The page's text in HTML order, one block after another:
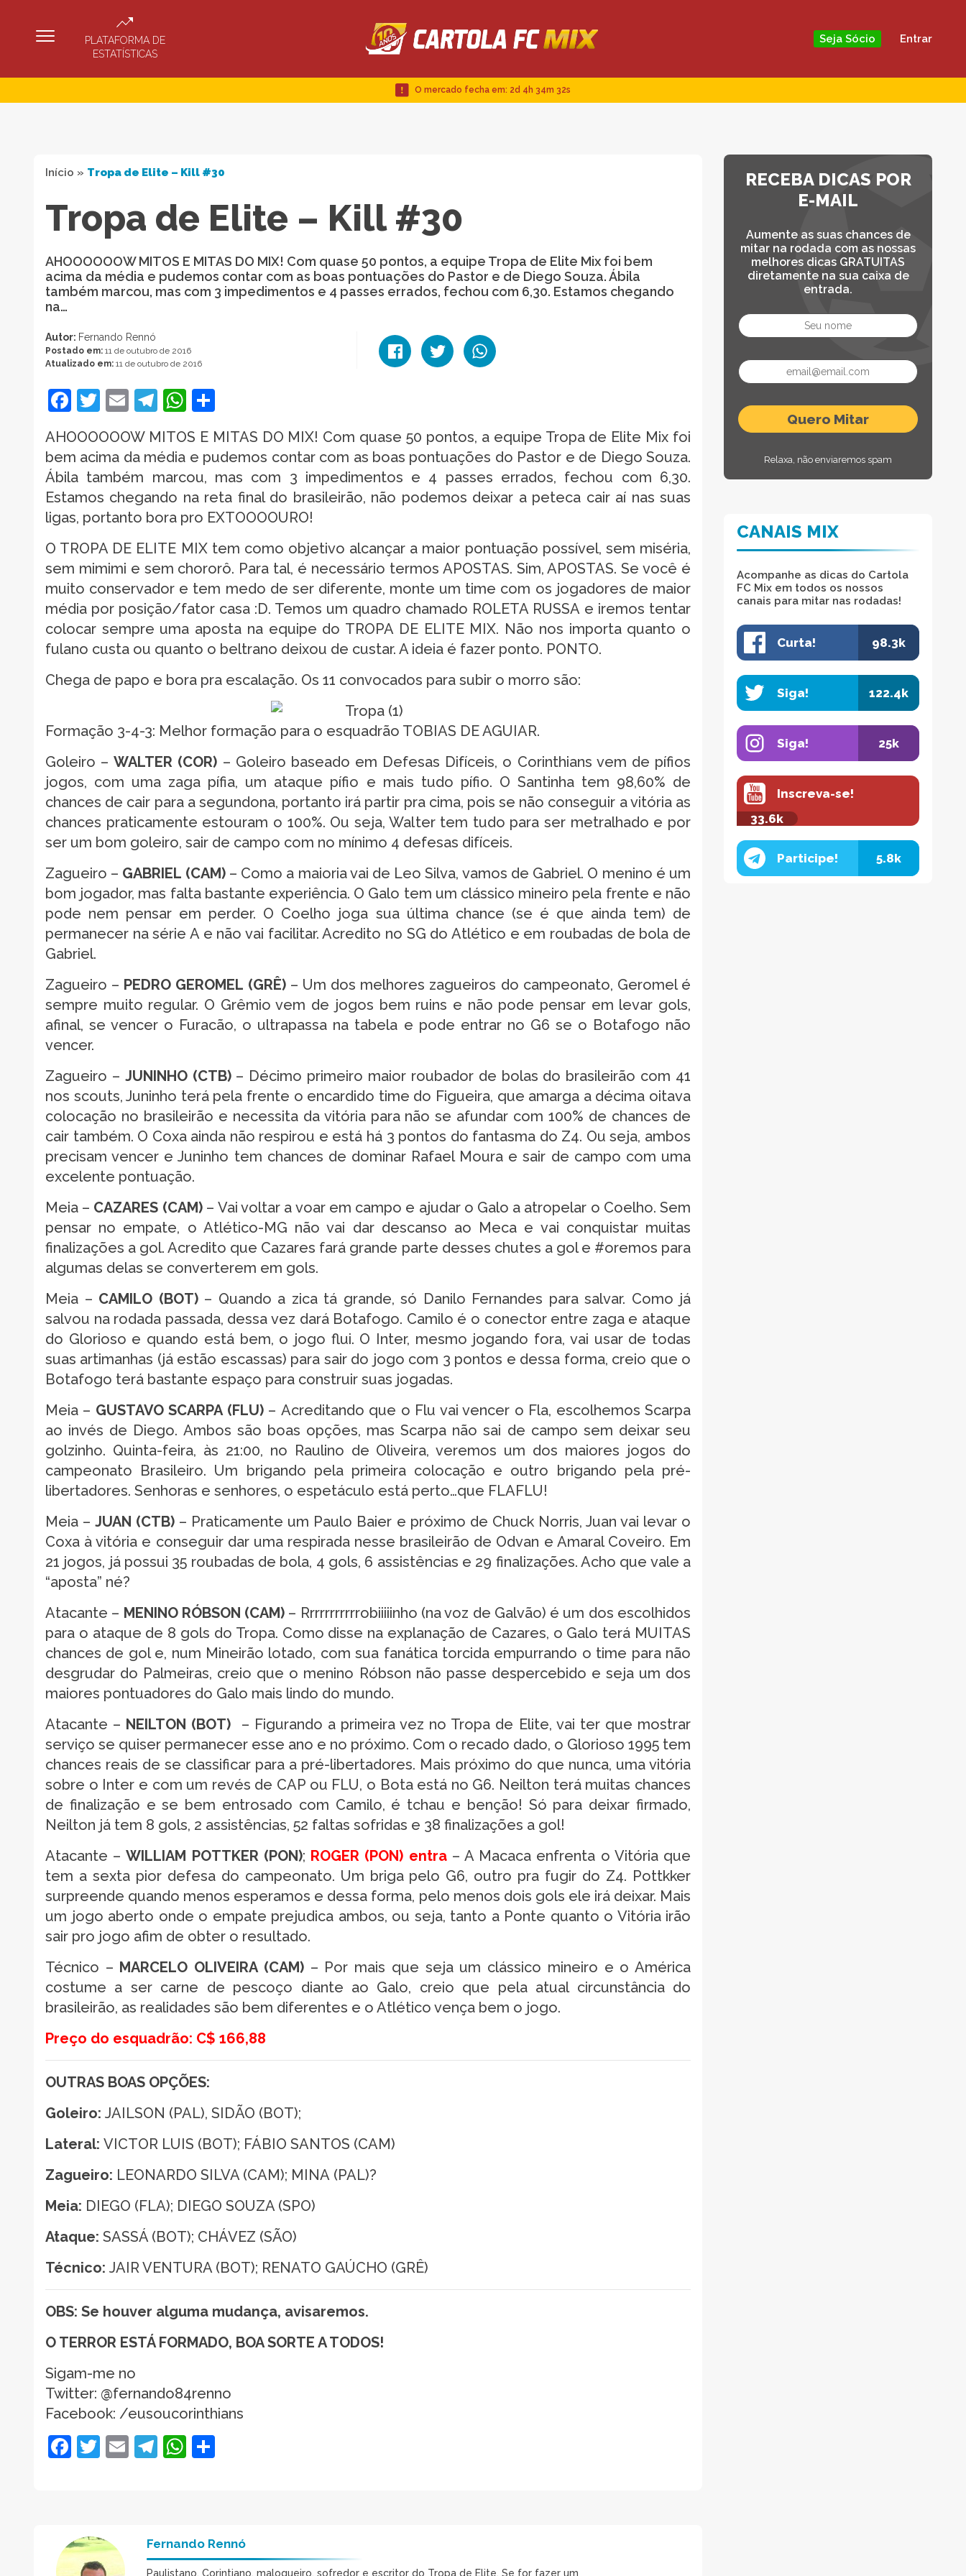
PLATAFORMA DE
ESTATÍSTICAS
Seja Sócio Entrar
O mercado fecha em: 2d 4h 34m 31s
Início » Tropa de Elite – Kill #30
Tropa de Elite – Kill #30
AHOOOOOOW MITOS E MITAS DO MIX! Com quase 50 pontos, a equipe Tropa de Elite Mix foi bem
acima da média e pudemos contar com as boas pontuações do Pastor e de Diego Souza. Ábila
também marcou, mas com 3 impedimentos e 4 passes errados, fechou com 6,30. Estamos chegando
na…
Autor: Fernando Rennó
Postado em: 11 de outubro de 2016
Atualizado em: 11 de outubro de 2016
Facebook
Twitter
EmailTelegram
WhatsApp
AHOOOOOOW MITOS E MITAS DO MIX! Com quase 50 pontos, a equipe Tropa de Elite Mix foi
bem acima da média e pudemos contar com as boas pontuações do Pastor e de Diego Souza.
Ábila também marcou, mas com 3 impedimentos e 4 passes errados, fechou com 6,30.
Estamos chegando na reta final do brasileirão, não podemos deixar a peteca cair aí nas suas
ligas, portanto bora pro EXTOOOOURO!
O TROPA DE ELITE MIX tem como objetivo alcançar a maior pontuação possível, sem miséria,
sem mimimi e sem chororô. Para tal, é necessário termos APOSTAS. Sim, APOSTAS. Se você é
muito conservador e tem medo de ser diferente, monte um time com os jogadores de maior
média por posição/fator casa :D. Temos um quadro chamado ROLETA RUSSA e iremos tentar
colocar sempre uma aposta na equipe do TROPA DE ELITE MIX. Não nos importa quanto o
fulano custa ou quanto o beltrano deixou de custar. A ideia é fazer ponto. PONTO.
Chega de papo e bora pra escalação. Os 11 convocados para subir o morro são:
Formação 3-4-3: Melhor formação para o esquadrão TOBIAS DE AGUIAR.
Goleiro –WALTER (COR) – Goleiro baseado em Defesas Difíceis, o Corinthians vem de pífios
jogos, com uma zaga pífia, um ataque pífio e mais tudo pífio. O Santinha tem 98,60% de
chances de cair para a segundona, portanto irá partir pra cima, pois se não conseguir a vitória as
chances praticamente estouram o 100%. Ou seja, Walter tem tudo para ser metralhado e por
ser um bom goleiro, sair de campo com no mínimo 4 defesas difíceis.
Zagueiro – GABRIEL (CAM)– Como a maioria vai de Leo Silva, vamos de Gabriel. O menino é um
bom jogador, mas falta bastante experiência. O Galo tem um clássico mineiro pela frente e não
pode nem pensar em perder. O Coelho joga sua última chance (se é que ainda tem) de
permanecer na série A e não vai facilitar. Acredito no SG do Atlético e em roubadas de bola de
Gabriel.
Zagueiro – PEDRO GEROMEL (GRÊ) – Um dos melhores zagueiros do campeonato, Geromel é
sempre muito regular. O Grêmio vem de jogos bem ruins e não pode pensar em levar gols,
afinal, se vencer o Furacão, o ultrapassa na tabela e pode entrar no G6 se o Botafogo não
vencer.
Zagueiro – JUNINHO (CTB)– Décimo primeiro maior roubador de bolas do brasileirão com 41
nos scouts, Juninho terá pela frente o encardido time do Figueira, que amarga a décima oitava
colocação no brasileirão e necessita da vitória para não se afundar com 100% de chances de
cair também. O Coxa ainda não respirou e está há 3 pontos do fantasma do Z4. Ou seja, ambos
precisam vencer e Juninho tem chances de dominar Rafael Moura e sair de campo com uma
excelente pontuação.
Meia – CAZARES (CAM) – Vai voltar a voar em campo e ajudar o Galo a atropelar o Coelho. Sem
pensar no empate, o Atlético-MG não vai dar descanso ao Meca e vai conquistar muitas
finalizações a gol. Acredito que Cazares fará grande parte desses chutes a gol e #oremos para
algumas delas se converterem em gols.
Meia – CAMILO (BOT)– Quando a zica tá grande, só Danilo Fernandes para salvar. Como já
salvou na rodada passada, dessa vez dará Botafogo. Camilo é o conector entre zaga e ataque
do Glorioso e quando está bem, o jogo flui. O Inter, mesmo jogando fora, vai usar de todas
suas artimanhas (já estão escassas) para sair do jogo com 3 pontos e dessa forma, creio que o
Botafogo terá bastante espaço para construir suas jogadas.
Meia – GUSTAVO SCARPA (FLU) – Acreditando que o Flu vai vencer o Fla, escolhemos Scarpa
ao invés de Diego. Ambos são boas opções, mas Scarpa não sai de campo sem deixar seu
golzinho. Quinta-feira, às 21:00, no Raulino de Oliveira, veremos um dos maiores jogos do
campeonato Brasileiro. Um brigando pela primeira colocação e outro brigando pela pré-
libertadores. Senhoras e senhores, o espetáculo está perto…que FLAFLU!
Meia –JUAN (CTB) – Praticamente um Paulo Baier e próximo de Chuck Norris, Juan vai levar o
Coxa à vitória e conseguir dar uma respirada nesse brasileirão de Odvan e Amaral Coveiro. Em
21 jogos, já possui 35 roubadas de bola, 4 gols, 6 assistências e 29 finalizações. Acho que vale a
“aposta” né?
Atacante – MENINO RÓBSON (CAM) – Rrrrrrrrrrrobiiiiinho (na voz de Galvão) é um dos escolhidos
para o ataque de 8 gols do Tropa. Como disse na explanação de Cazares, o Galo terá MUITAS
chances de gol e, num Mineirão lotado, com sua fanática torcida empurrando o time para não
desgrudar do Palmeiras, creio que o menino Róbson não passe despercebido e seja um dos
maiores pontuadores do Galo mais lindo do mundo.
Atacante – NEILTON (BOT)
– Figurando a primeira vez no Tropa de Elite, vai ter que mostrar
serviço se quiser permanecer esse ano e no próximo. Com o recado dado, o Glorioso 1995 tem
chances reais de se classificar para a pré-libertadores. Mais próximo do que nunca, uma vitória
sobre o Inter e com um revés de CAP ou FLU, o Bota está no G6. Neilton terá muitas chances
de finalização e se bem entrosado com Camilo, é tchau e benção! Só para deixar firmado,
Neilton já tem 8 gols, 2 assistências, 52 faltas sofridas e 38 finalizações a gol!
Atacante –WILLIAM POTTKER (PON); ROGER (PON) entra – A Macaca enfrenta o Vitória que
tem a sexta pior defesa do campeonato. Um briga pelo G6, outro pra fugir do Z4. Pottkker
surpreende quando menos esperamos e dessa forma, pelo menos dois gols ele irá deixar. Mais
um jogo aberto onde o empate prejudica ambos, ou seja, tanto a Ponte quanto o Vitória irão
sair pro jogo afim de obter o resultado.
Técnico – MARCELO OLIVEIRA (CAM) – Por mais que seja um clássico mineiro e o América
costume a ser carne de pescoço diante ao Galo, creio que pela atual circunstância do
brasileirão, as realidades são bem diferentes e o Atlético vença bem o jogo.
Preço do esquadrão: C$ 166,88
OUTRAS BOAS OPÇÕES:
Goleiro: JAILSON (PAL), SIDÃO (BOT);
Lateral: VICTOR LUIS (BOT); FÁBIO SANTOS (CAM)
Zagueiro: LEONARDO SILVA (CAM); MINA (PAL)?
Meia: DIEGO (FLA); DIEGO SOUZA (SPO)
Ataque: SASSÁ (BOT); CHÁVEZ (SÃO)
Técnico: JAIR VENTURA (BOT); RENATO GAÚCHO (GRÊ)
OBS: Se houver alguma mudança, avisaremos.
O TERROR ESTÁ FORMADO, BOA SORTE A TODOS!
Sigam-me no
Twitter: @fernando84renno
Facebook: /eusoucorinthians
Facebook
Twitter
EmailTelegram
WhatsApp
Fernando Rennó
Paulistano, Corintiano, maloqueiro, sofredor e escritor do Tropa de Elite. Se for fazer um
RECEBA DICAS POR
E-MAIL
Aumente as suas chances de
mitar na rodada com as nossas
melhores dicas GRATUITAS
diretamente na sua caixa de
entrada.
Relaxa, não enviaremos spam
CANAIS MIX
Acompanhe as dicas do Cartola
FC Mix em todos os nossos
canais para mitar nas rodadas!
Curta! 98.3k
Siga! 122.4k
Siga! 25k
Inscreva-se!
33.6k
Participe! 5.8k